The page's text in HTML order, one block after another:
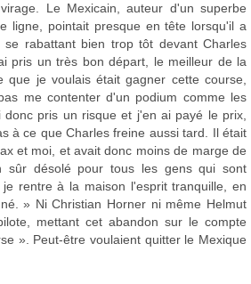
Le Mexicain, auteur d'un superbe
ligne, pointait presque en tête lorsqu'il a
rabattant bien trop tôt devant Charles
pris un très bon départ, le meilleur de la
que je voulais était gagner cette course,
me contenter d'un podium comme les
donc pris un risque et j'en ai payé le prix,
à ce que Charles freine aussi tard. Il était
et moi, et avait donc moins de marge de
sûr désolé pour tous les gens qui sont
rentre à la maison l'esprit tranquille, en
» Ni Christian Horner ni même Helmut
mettant cet abandon sur le compte
». Peut-être voulaient quitter le Mexique